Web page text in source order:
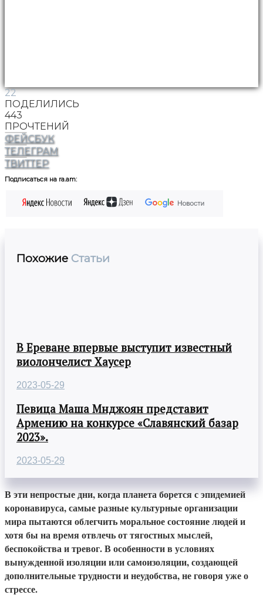
22
ПОДЕЛИЛИСЬ
443
ПРОЧТЕНИЙ
ФЕЙСБУК
ТЕЛЕГРАМ
ТВИТТЕР
Подписаться на ra.am:
Похожие Статьи
В Ереване впервые выступит известный
виолончелист Хаусер
2023-05-29
Певица Маша Мнджоян представит
Армению на конкурсе «Славянский базар
2023».
2023-05-29
В эти непростые дни, когда планета борется с эпидемией
коронавируса, самые разные культурные организации
мира пытаются облегчить моральное состояние людей и
хотя бы на время отвлечь от тягостных мыслей,
беспокойства и тревог. В особенности в условиях
вынужденной изоляции или самоизоляции, создающей
дополнительные трудности и неудобства, не говоря уже о
стрессе.